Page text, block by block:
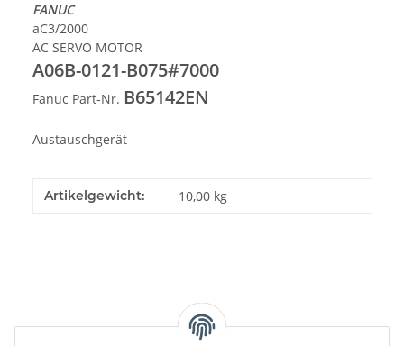
FANUC
aC3/2000
AC SERVO MOTOR
A06B-0121-B075#7000
Fanuc Part-Nr. B65142EN
Austauschgerät
Produkteigenschaft
Wert
Artikelgewicht: 10,00 kg